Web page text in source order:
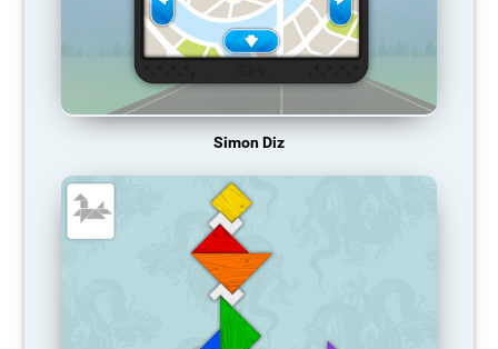
Simon Diz